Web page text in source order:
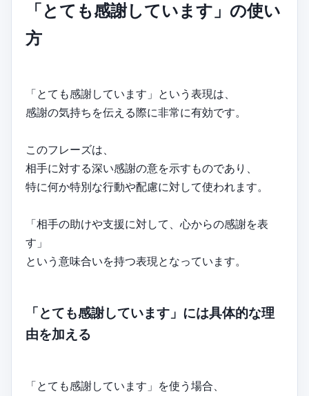
「とても感謝しています」の使い
方
「とても感謝しています」という表現は、
感謝の気持ちを伝える際に非常に有効です。
このフレーズは、
相手に対する深い感謝の意を示すものであり、
特に何か特別な行動や配慮に対して使われます。
「相手の助けや支援に対して、心からの感謝を表
す」
という意味合いを持つ表現となっています。
「とても感謝しています」には具体的な理
由を加える
「とても感謝しています」を使う場合、